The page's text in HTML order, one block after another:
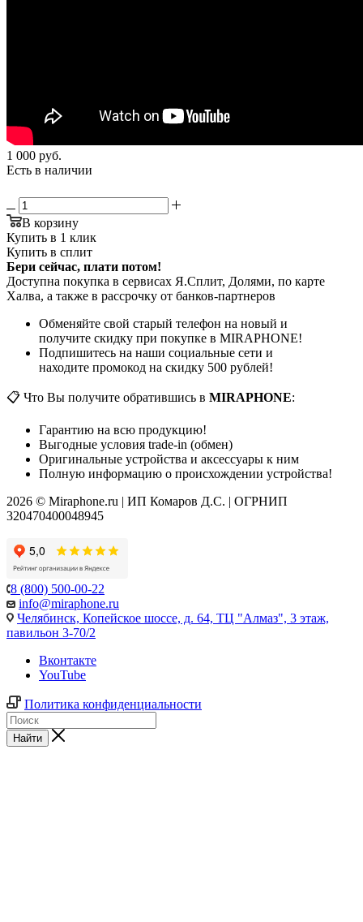
1 000 руб.
Есть в наличии
В корзину
Купить в 1 клик
Купить в сплит
Бери сейчас, плати потом!
Доступна покупка в сервисах Я.Сплит, Долями, по карте
Халва, а также в рассрочку от банков-партнеров
Обменяйте свой старый телефон на новый и
получите скидку при покупке в MIRAPHONE!
Подпишитесь на наши социальные сети и
находите промокод на скидку 500 рублей!
📋 Что Вы получите обратившись в MIRAPHONE:
Гарантию на всю продукцию!
Выгодные условия trade-in (обмен)
Оригинальные устройства и аксессуары к ним
Полную информацию о происхождении устройства!
2026 © Miraphone.ru | ИП Комаров Д.С. | ОГРНИП
320470400048945
8 (800) 500-00-22
info@miraphone.ru
Челябинск, Копейское шоссе, д. 64, ТЦ "Алмаз", 3 этаж,
павильон 3-70/2
Вконтакте
YouTube
Политика конфиденциальности
Найти